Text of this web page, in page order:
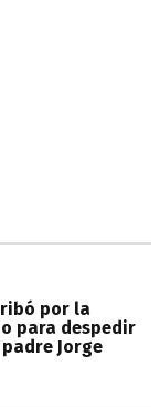
por la
para despedir
Jorge